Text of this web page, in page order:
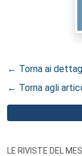
← Torna ai
← Torna agli
LE RIVISTE DEL